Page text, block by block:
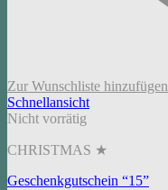
Zur Wunschliste hinzufügen
Schnellansicht
Nicht vorrätig
CHRISTMAS ★
Geschenkgutschein “15”